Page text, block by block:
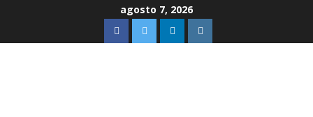
agosto 7, 2026